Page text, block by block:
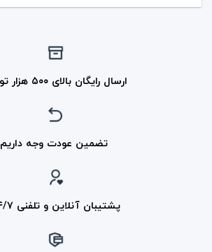
ارسال رایگان بالای ۵۰۰ هزار تومان
تضمین عودت وجه داریم
پشتیبان آنلاین و تلفنی ۲۴/۷